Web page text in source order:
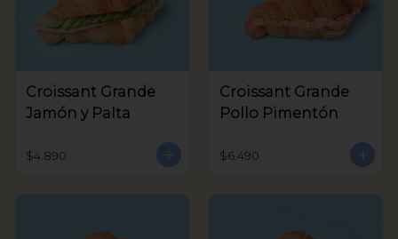
Croissant Grande
Jamón y Palta
$4.890
Croissant Grande
Pollo Pimentón
$6.490